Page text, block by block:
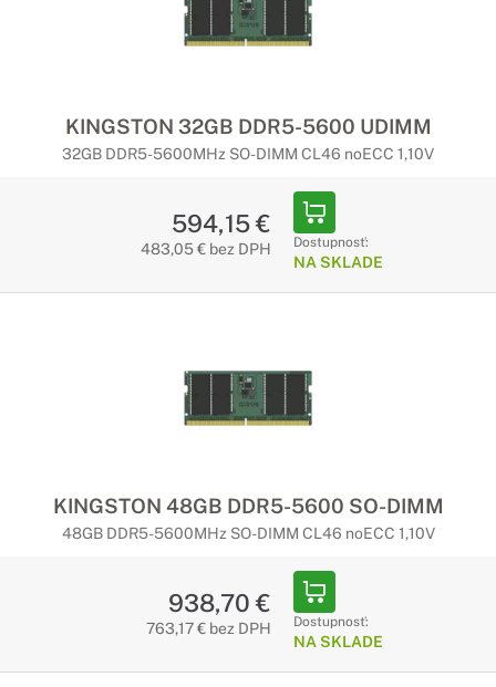
KINGSTON 32GB DDR5-5600 UDIMM
32GB DDR5-5600MHz SO-DIMM CL46 noECC 1,10V
594,15 €
483,05 € bez DPH Dostupnosť:
NA SKLADE
KINGSTON 48GB DDR5-5600 SO-DIMM
48GB DDR5-5600MHz SO-DIMM CL46 noECC 1,10V
938,70 €
763,17 € bez DPH Dostupnosť:
NA SKLADE